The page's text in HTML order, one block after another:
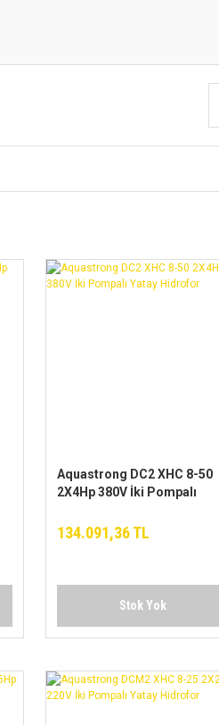
Aquastrong DC2 XHC 8-50
2X4Hp 380V İki Pompalı
134.091,36 TL
Stok Yok